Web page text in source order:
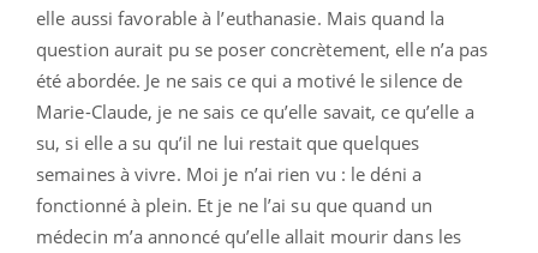
elle aussi favorable à l’euthanasie. Mais quand la
question aurait pu se poser concrètement, elle n’a pas
été abordée. Je ne sais ce qui a motivé le silence de
Marie-Claude, je ne sais ce qu’elle savait, ce qu’elle a
su, si elle a su qu’il ne lui restait que quelques
semaines à vivre. Moi je n’ai rien vu : le déni a
fonctionné à plein. Et je ne l’ai su que quand un
médecin m’a annoncé qu’elle allait mourir dans les